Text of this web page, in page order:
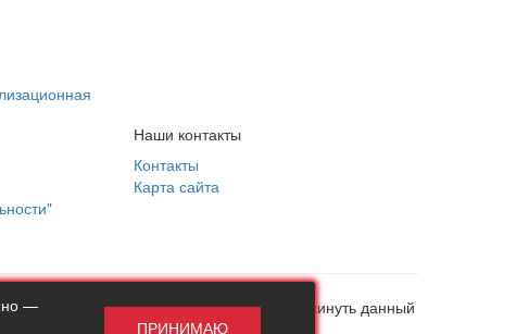
Наши контакты
Контакты
Карта сайта
, в противном случае рекомендуем покинуть данный
ни при каких обстоятельствах!
—
ПРИНИМАЮ